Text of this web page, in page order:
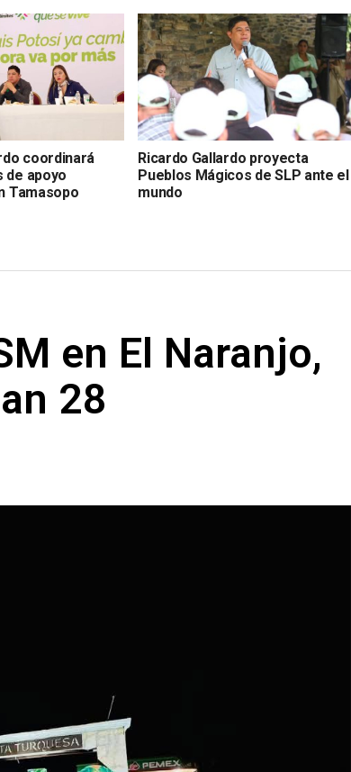
coordinará
de apoyo
Tamasopo
Ricardo Gallardo proyecta
Pueblos Mágicos de SLP ante el
mundo
en El Naranjo,
28